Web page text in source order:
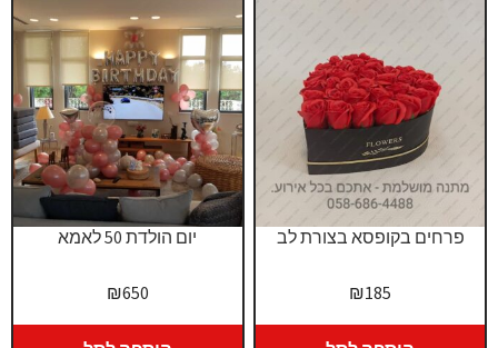
יום הולדת 50 לאמא
₪650
פרחים בקופסא בצורת לב
₪185